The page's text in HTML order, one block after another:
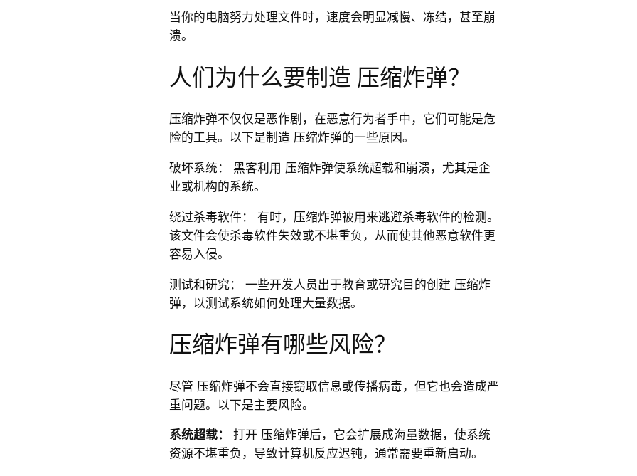
当你的电脑努力处理文件时，速度会明显减慢、冻结，甚至崩
溃。
人们为什么要制造 压缩炸弹？
压缩炸弹不仅仅是恶作剧，在恶意行为者手中，它们可能是危
险的工具。以下是制造 压缩炸弹的一些原因。
破坏系统： 黑客利用 压缩炸弹使系统超载和崩溃，尤其是企
业或机构的系统。
绕过杀毒软件： 有时，压缩炸弹被用来逃避杀毒软件的检测。
该文件会使杀毒软件失效或不堪重负，从而使其他恶意软件更
容易入侵。
测试和研究： 一些开发人员出于教育或研究目的创建 压缩炸
弹，以测试系统如何处理大量数据。
压缩炸弹有哪些风险？
尽管 压缩炸弹不会直接窃取信息或传播病毒，但它也会造成严
重问题。以下是主要风险。
系统超载：
打开 压缩炸弹后，它会扩展成海量数据，使系统
资源不堪重负，导致计算机反应迟钝，通常需要重新启动。